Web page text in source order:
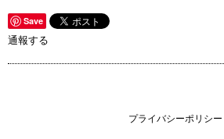
Save
通報する
プライバシーポリシー